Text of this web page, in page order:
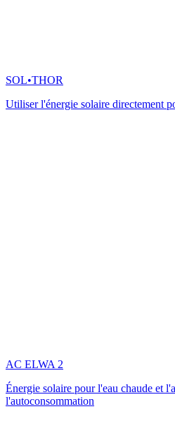
SOL•THOR
Utiliser l'énergie solaire directement
AC ELWA 2
Énergie solaire pour l'eau chaude et
l'autoconsommation